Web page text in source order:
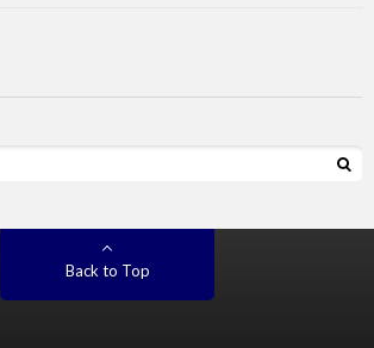
Back to Top